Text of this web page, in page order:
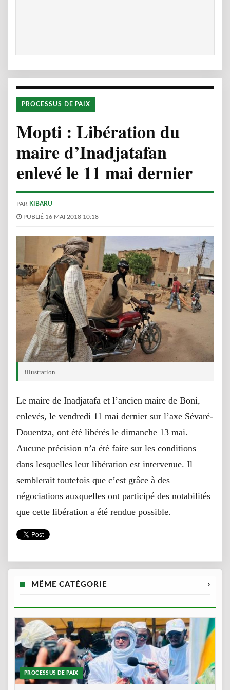
PROCESSUS DE PAIX
Mopti : Libération du
maire d’Inadjatafan
enlevé le 11 mai dernier
PAR KIBARU
PUBLIÉ 16 MAI 2018 10:18
illustration
Le maire de Inadjatafa et l’ancien maire de Boni,
enlevés, le vendredi 11 mai dernier sur l’axe Sévaré-
Douentza, ont été libérés le dimanche 13 mai.
Aucune précision n’a été faite sur les conditions
dans lesquelles leur libération est intervenue. Il
semblerait toutefois que c’est grâce à des
négociations auxquelles ont participé des notabilités
que cette libération a été rendue possible.
MÊME CATÉGORIE ›
PROCESSUS DE PAIX